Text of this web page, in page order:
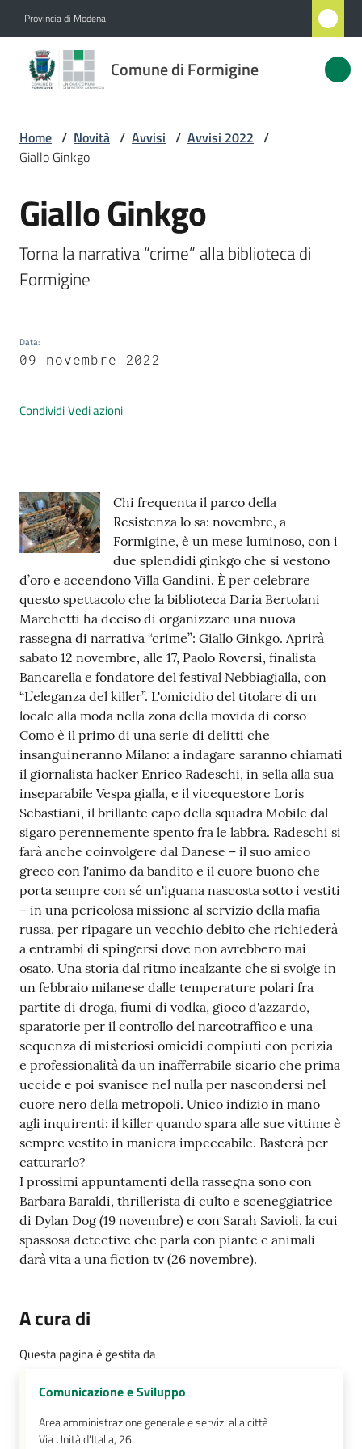
Provincia di Modena
Comune di Formigine
Comune
di
Novità
Servizi
A
l
l
e
t
a
M
e
t
e
o
Tutti
gli
argomenti...
Seguici
su
Home / Novità / Avvisi / Avvisi 2022 /
Giallo Ginkgo
Salta al contenuto
Giallo Ginkgo
Torna la narrativa “crime” alla biblioteca di
Formigine
Data:
09 novembre 2022
CondividiVedi azioni
Contenuto
Chi frequenta il parco della
Resistenza lo sa: novembre, a
Formigine, è un mese luminoso, con i
due splendidi ginkgo che si vestono
d’oro e accendono Villa Gandini. È per celebrare
questo spettacolo che la biblioteca Daria Bertolani
Marchetti ha deciso di organizzare una nuova
rassegna di narrativa “crime”: Giallo Ginkgo. Aprirà
sabato 12 novembre, alle 17, Paolo Roversi, finalista
Bancarella e fondatore del festival Nebbiagialla, con
“L’eleganza del killer”. L'omicidio del titolare di un
locale alla moda nella zona della movida di corso
Como è il primo di una serie di delitti che
insanguineranno Milano: a indagare saranno chiamati
il giornalista hacker Enrico Radeschi, in sella alla sua
inseparabile Vespa gialla, e il vicequestore Loris
Sebastiani, il brillante capo della squadra Mobile dal
sigaro perennemente spento fra le labbra. Radeschi si
farà anche coinvolgere dal Danese – il suo amico
greco con l'animo da bandito e il cuore buono che
porta sempre con sé un'iguana nascosta sotto i vestiti
– in una pericolosa missione al servizio della mafia
russa, per ripagare un vecchio debito che richiederà
a entrambi di spingersi dove non avrebbero mai
osato. Una storia dal ritmo incalzante che si svolge in
un febbraio milanese dalle temperature polari fra
partite di droga, fiumi di vodka, gioco d'azzardo,
sparatorie per il controllo del narcotraffico e una
sequenza di misteriosi omicidi compiuti con perizia
e professionalità da un inafferrabile sicario che prima
uccide e poi svanisce nel nulla per nascondersi nel
cuore nero della metropoli. Unico indizio in mano
agli inquirenti: il killer quando spara alle sue vittime è
sempre vestito in maniera impeccabile. Basterà per
catturarlo?
I prossimi appuntamenti della rassegna sono con
Barbara Baraldi, thrillerista di culto e sceneggiatrice
di Dylan Dog (19 novembre) e con Sarah Savioli, la cui
spassosa detective che parla con piante e animali
darà vita a una fiction tv (26 novembre).
A cura di
Questa pagina è gestita da
Comunicazione e Sviluppo
Area amministrazione generale e servizi alla città
Via Unità d'Italia, 26